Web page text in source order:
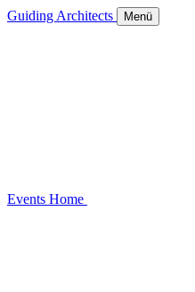
Guiding Architects Menü
Events Home